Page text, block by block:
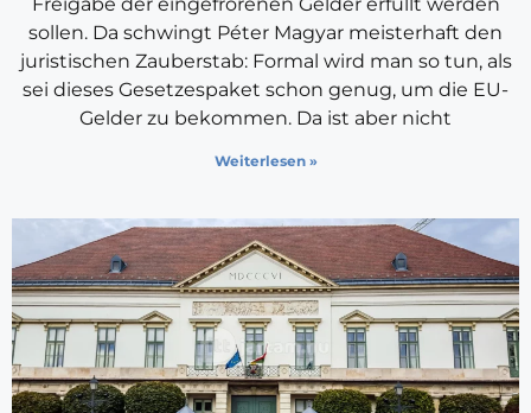
sollen. Da schwingt Péter Magyar meisterhaft den
juristischen Zauberstab: Formal wird man so tun, als
sei dieses Gesetzespaket schon genug, um die EU-
Gelder zu bekommen. Da ist aber nicht
Weiterlesen »